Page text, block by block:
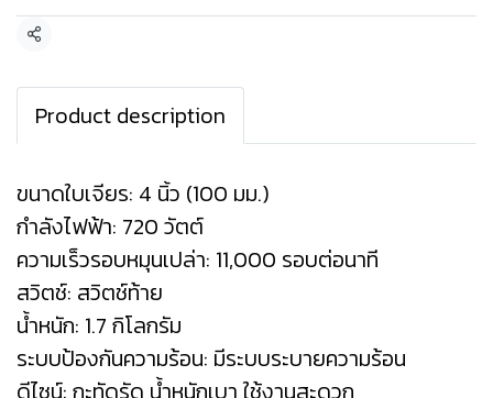
แชร์
Product description
ขนาดใบเจียร: 4 นิ้ว (100 มม.)
กำลังไฟฟ้า: 720 วัตต์
ความเร็วรอบหมุนเปล่า: 11,000 รอบต่อนาที
สวิตช์: สวิตช์ท้าย
น้ำหนัก: 1.7 กิโลกรัม
ระบบป้องกันความร้อน: มีระบบระบายความร้อน